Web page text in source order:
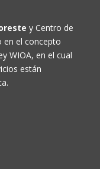
y Centro de
en el concepto
WIOA, en el cual
están